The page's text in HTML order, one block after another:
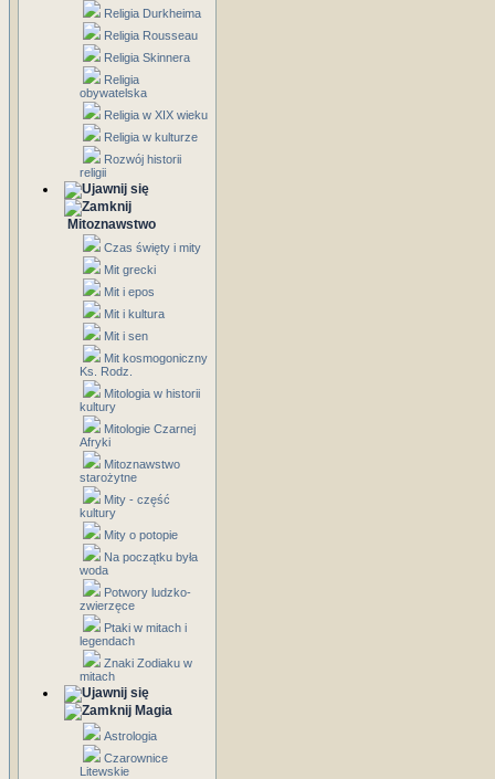
Religia Durkheima
Religia Rousseau
Religia Skinnera
Religia
obywatelska
Religia w XIX wieku
Religia w kulturze
Rozwój historii
religii
Mitoznawstwo
Czas święty i mity
Mit grecki
Mit i epos
Mit i kultura
Mit i sen
Mit kosmogoniczny
Ks. Rodz.
Mitologia w historii
kultury
Mitologie Czarnej
Afryki
Mitoznawstwo
starożytne
Mity - część
kultury
Mity o potopie
Na początku była
woda
Potwory ludzko-
zwierzęce
Ptaki w mitach i
legendach
Znaki Zodiaku w
mitach
Magia
Astrologia
Czarownice
Litewskie